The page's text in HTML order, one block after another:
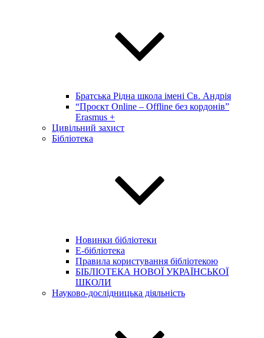
Братська Рідна школа імені Св. Андрія
“Проєкт Online – Offline без кордонів”
Erasmus +
Цивільний захист
Бібліотека
Новинки бібліотеки
E-бібліотека
Правила користування бібліотекою
БІБЛІОТЕКА НОВОЇ УКРАЇНСЬКОЇ
ШКОЛИ
Науково-дослідницька діяльність